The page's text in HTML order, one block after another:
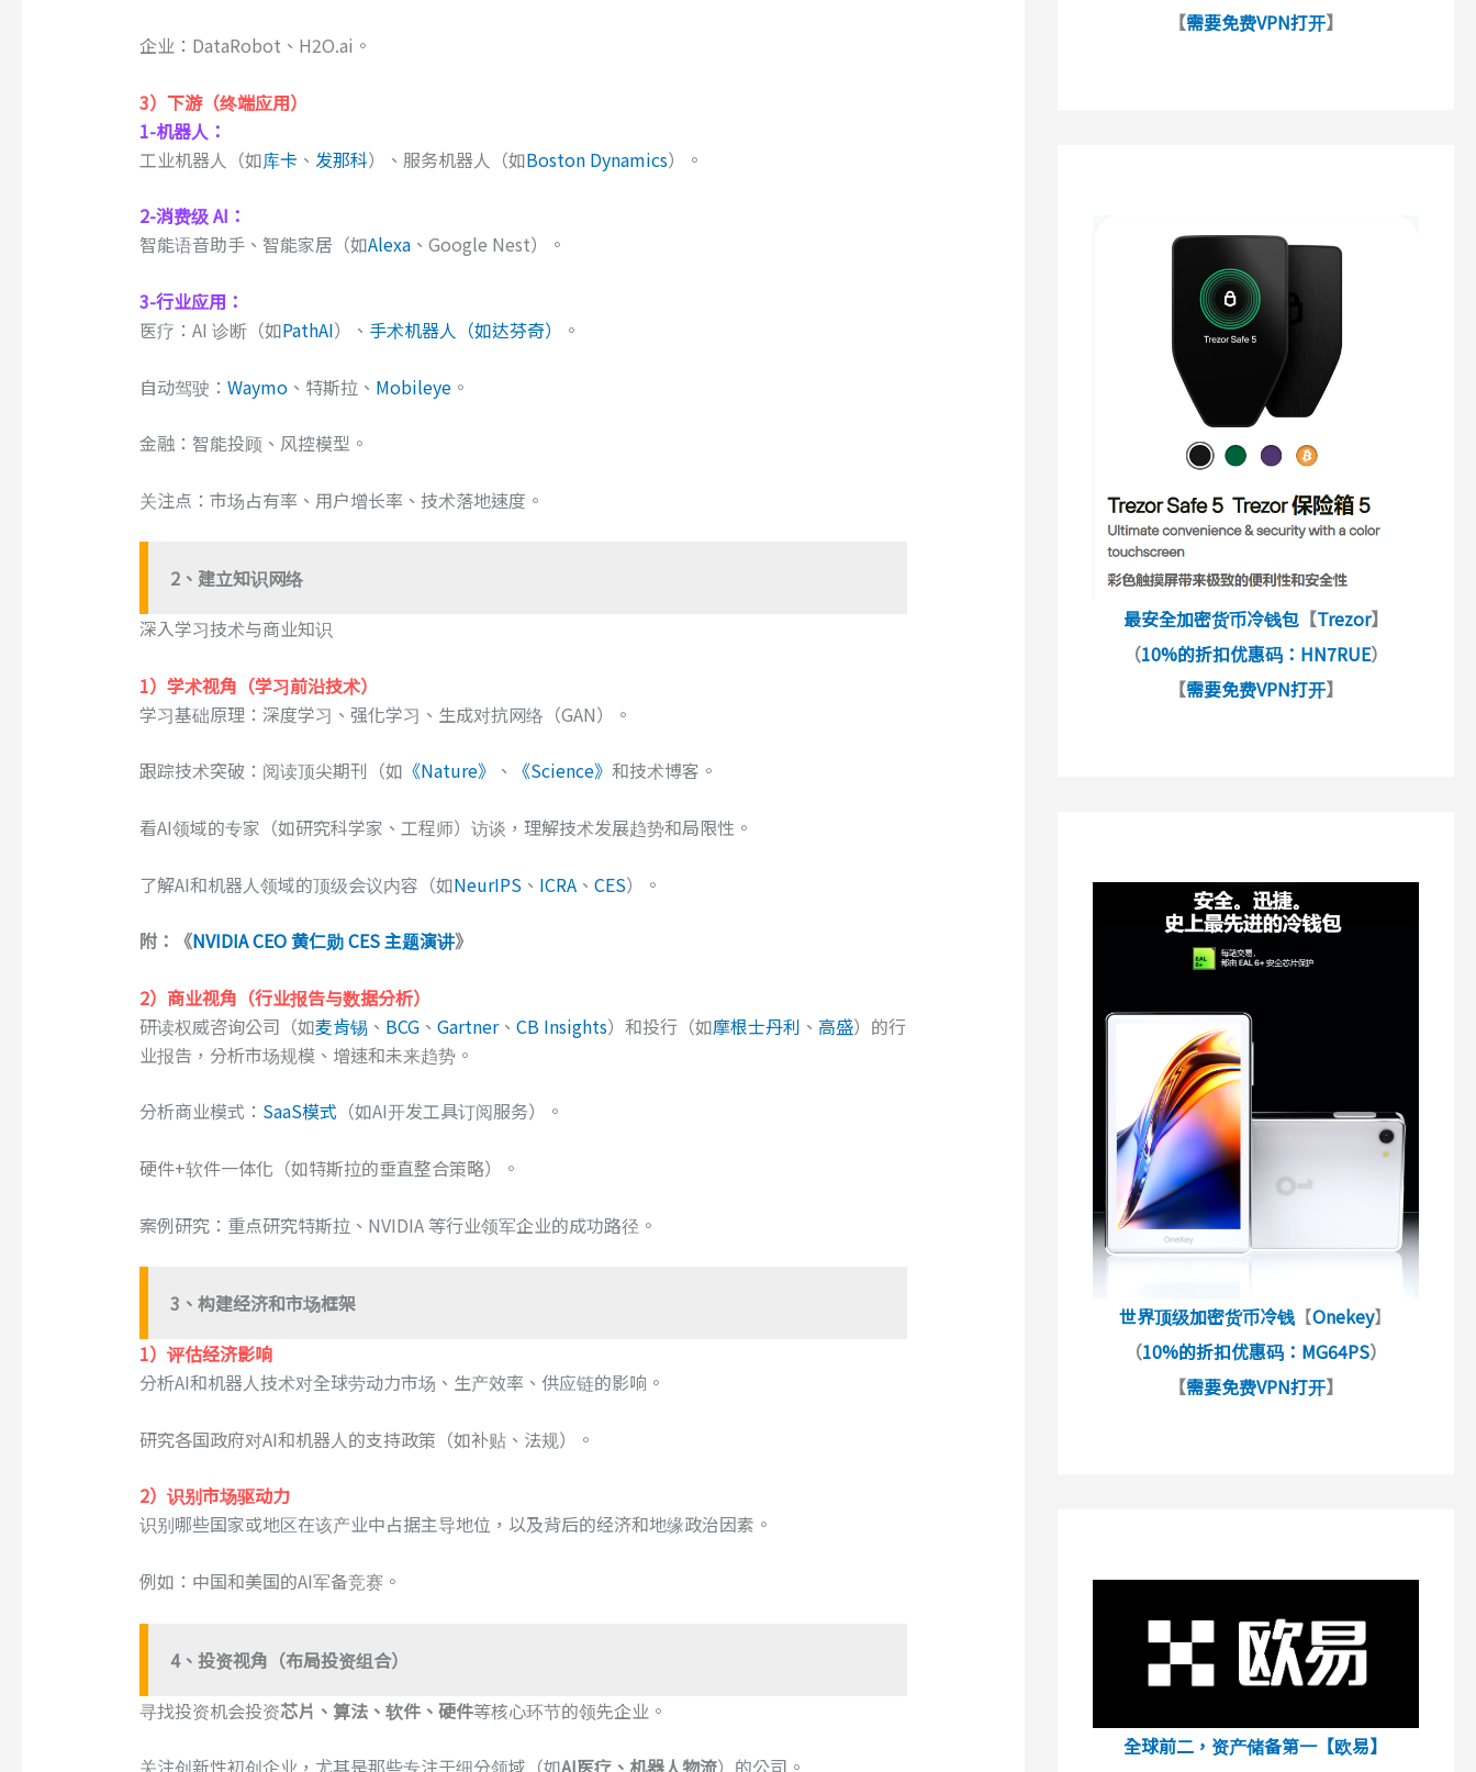
企业：DataRobot、H2O.ai。
3） 下游（终端应用）
1-机器人：
工业机器人（如库卡 、 发那科）、服务机器人（如Boston Dynamics）。
2-消费级 AI：
智能语音助手、智能家居（如Alexa、Google Nest）。
3-行业应用：
医疗：AI 诊断（如PathAI）、 手术机器人（如达芬奇） 。
自动驾驶： Waymo、特斯拉、 Mobileye。
金融：智能投顾、风控模型。
关注点：市场占有率、用户增长率、技术落地速度。
2、建立知识网络
深入学习技术与商业知识
1） 学术视角 （学习前沿技术）
学习基础原理：深度学习、强化学习、生成对抗网络（GAN）。
跟踪技术突破：阅读顶尖期刊（如 《Nature》 、 《Science》 和技术博客。
看AI领域的专家（如研究科学家、工程师）访谈，理解技术发展趋势和局限性。
了解AI和机器人领域的顶级会议内容（如NeurIPS、 ICRA、 CES）。
附：《NVIDIA CEO 黄仁勋 CES 主题演讲》
2） 商业视角 （行业报告与数据分析）
研读权威咨询公司（如麦肯锡 、 BCG、 Gartner、 CB Insights）和投行（如摩根士丹利 、 高盛）的行
业报告，分析市场规模、增速和未来趋势。
分析商业模式： SaaS模式 （如AI开发工具订阅服务）。
硬件+软件一体化（如特斯拉的垂直整合策略）。
案例研究：重点研究特斯拉、NVIDIA 等行业领军企业的成功路径。
3、构建经济和市场框架
1） 评估经济影响
分析AI和机器人技术对全球劳动力市场、生产效率、供应链的影响。
研究各国政府对AI和机器人的支持政策（如补贴、法规）。
2） 识别市场驱动力
识别哪些国家或地区在该产业中占据主导地位，以及背后的经济和地缘政治因素。
例如：中国和美国的AI军备竞赛。
4、投资视角 （布局投资组合）
寻找投资机会投资芯片、算法、软件、硬件等核心环节的领先企业。
关注创新性初创企业，尤其是那些专注于细分领域（如AI医疗、机器人物流）的公司。
【需要免费VPN打开】
最安全加密货币冷钱包【Trezor】
（10%的折扣优惠码：HN7RUE）
【需要免费VPN打开】
世界顶级加密货币冷钱 【Onekey】
（10%的折扣优惠码：MG64PS）
【需要免费VPN打开】
全球前二，资产储备第一【欧易】